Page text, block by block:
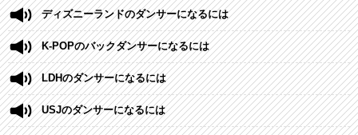
ディズニーランドのダンサーになるには
K-POPのバックダンサーになるには
LDHのダンサーになるには
USJのダンサーになるには